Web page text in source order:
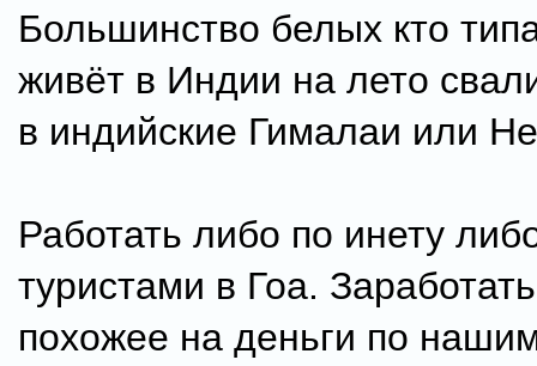
Большинство белых кто
живёт в Индии на лето
в индийские Гималаи или
Работать либо по инету
туристами в Гоа.
похожее на деньги по